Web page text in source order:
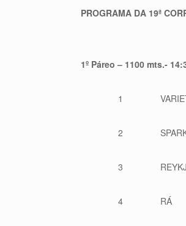
PROGRAMA DA 19ª
1º Páreo – 1100 mts.-
1
2
3
4 RÁ